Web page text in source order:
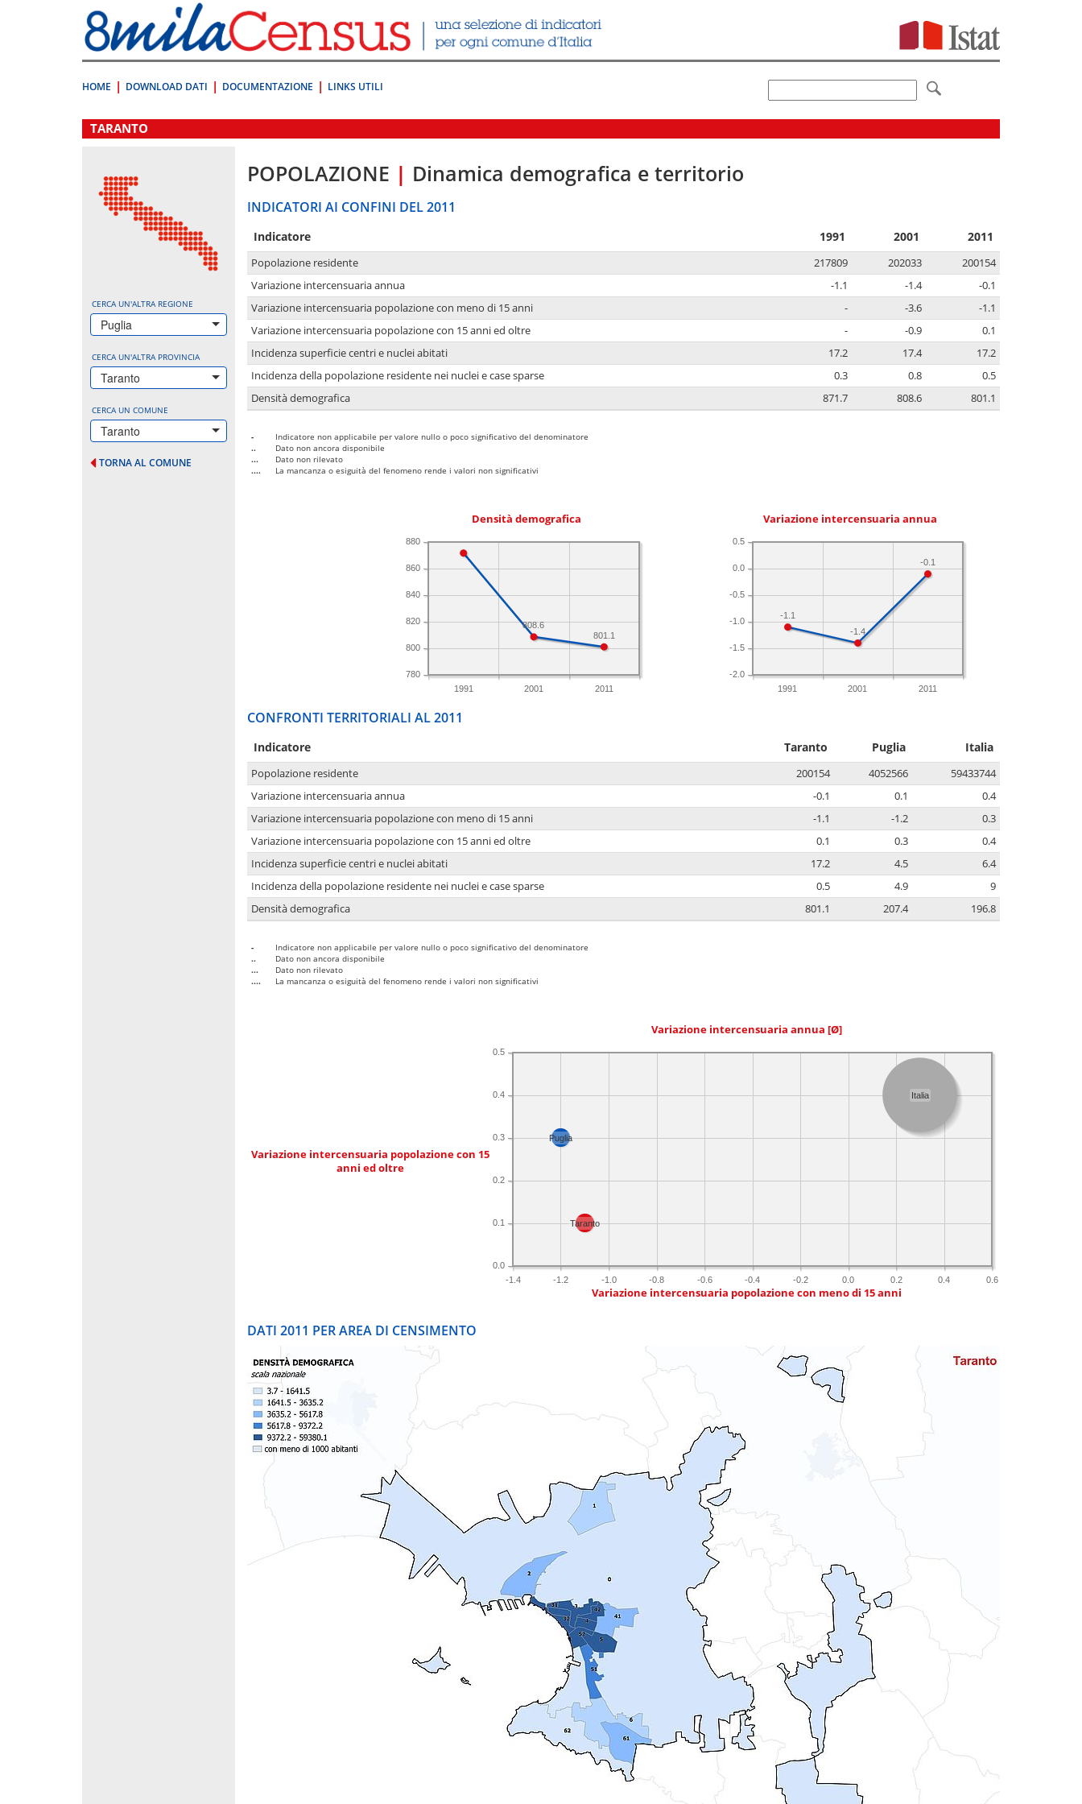
direttamente
a:
Contenuto
HOME DOWNLOAD DATI DOCUMENTAZIONE LINKS UTILI
.
TARANTO
CERCA UN'ALTRA REGIONE
Puglia
CERCA UN'ALTRA PROVINCIA
Taranto
CERCA UN COMUNE
Taranto
TORNA AL COMUNE
POPOLAZIONE | Dinamica demografica e territorio
INDICATORI AI CONFINI DEL 2011
Indicatore 1991 2001 2011
Popolazione residente 217809 202033
200154
Variazione intercensuaria annua
-1.1 -1.4
-0.1
Variazione intercensuaria popolazione con meno di 15 anni
- -3.6
-1.1
Variazione intercensuaria popolazione con 15 anni ed oltre
- -0.9
0.1
Incidenza superficie centri e nuclei abitati
17.2 17.4
17.2
Incidenza della popolazione residente nei nuclei e case sparse
0.3 0.8
0.5
Densità demografica
871.7 808.6 801.1
-
Indicatore non applicabile per valore nullo o poco significativo del denominatore
..
Dato non ancora disponibile
...
Dato non rilevato
....
La mancanza o esiguità del fenomeno rende i valori non significativi
Densità demografica
1991 2001 2011
780
800
820
840
860
880
801.1
808.6
Variazione intercensuaria annua
1991 2001 2011
-2.0
-1.5
-1.0
-0.5
0.0
0.5
-0.1
-1.4
-1.1
CONFRONTI TERRITORIALI AL 2011
Indicatore Taranto Puglia Italia
Popolazione residente 200154 4052566
59433744
Variazione intercensuaria annua
-0.1 0.1
0.4
Variazione intercensuaria popolazione con meno di 15 anni
-1.1 -1.2
0.3
Variazione intercensuaria popolazione con 15 anni ed oltre
0.1 0.3
0.4
Incidenza superficie centri e nuclei abitati
17.2 4.5
6.4
Incidenza della popolazione residente nei nuclei e case sparse
0.5 4.9
9
Densità demografica
801.1 207.4 196.8
-
Indicatore non applicabile per valore nullo o poco significativo del denominatore
..
Dato non ancora disponibile
...
Dato non rilevato
....
La mancanza o esiguità del fenomeno rende i valori non significativi
Variazione intercensuaria annua [Ø]
Variazione intercensuaria popolazione con 15
anni ed oltre
-1.4 -1.2 -1.0 -0.8 -0.6 -0.4 -0.2 0.0 0.2 0.4 0.6
0.0
0.1
0.2
0.3
0.4
0.5
Italia
Taranto
Puglia
Variazione intercensuaria popolazione con meno di 15 anni
DATI 2011 PER AREA DI CENSIMENTO